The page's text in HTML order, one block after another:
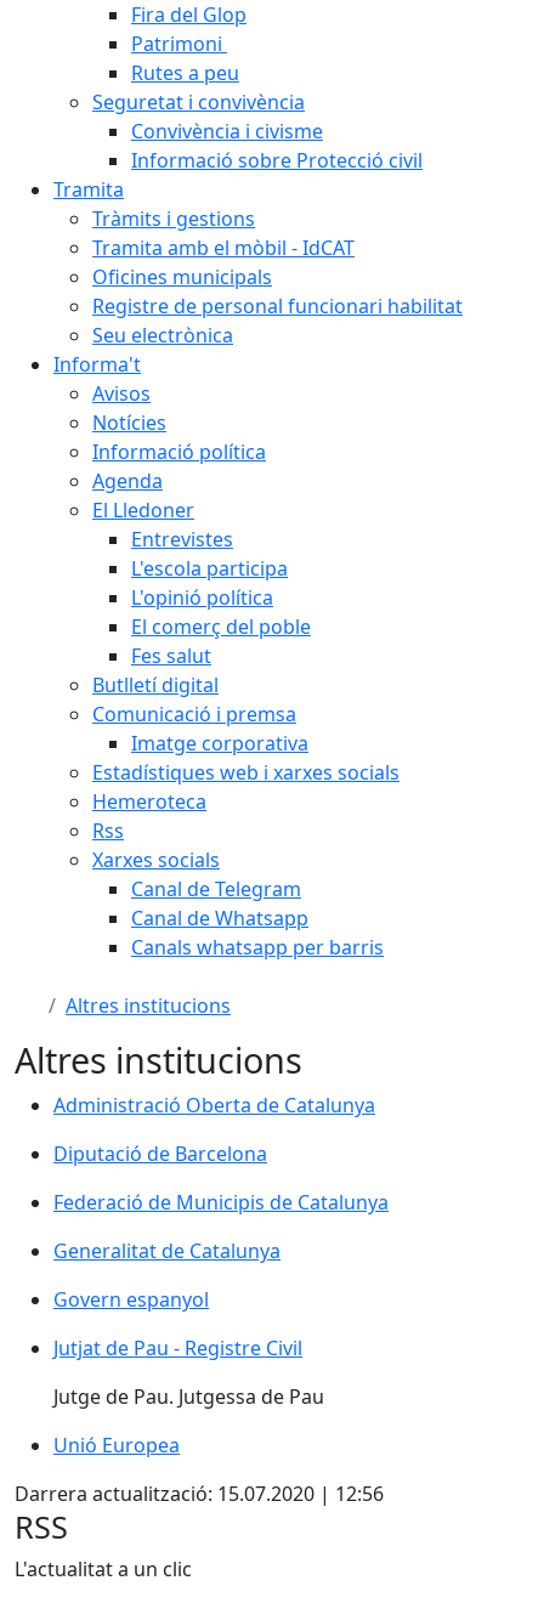
Fira del Glop
Patrimoni
Rutes a peu
Seguretat i convivència
Convivència i civisme
Informació sobre Protecció civil
Tramita
Tràmits i gestions
Tramita amb el mòbil - IdCAT
Oficines municipals
Registre de personal funcionari habilitat
Seu electrònica
Informa't
Avisos
Notícies
Informació política
Agenda
El Lledoner
Entrevistes
L'escola participa
L'opinió política
El comerç del poble
Fes salut
Butlletí digital
Comunicació i premsa
Imatge corporativa
Estadístiques web i xarxes socials
Hemeroteca
Rss
Xarxes socials
Canal de Telegram
Canal de Whatsapp
Canals whatsapp per barris
Altres institucions
Altres institucions
Administració Oberta de Catalunya
Administració Oberta de Catalunya
Diputació de Barcelona
Diputació de Barcelona
Federació de Municipis de Catalunya
Federació de Municipis de Catalunya
Generalitat de Catalunya
Generalitat de Catalunya
Govern espanyol
Govern espanyol
Jutjat de Pau - Registre Civil
Jutge de Pau. Jutgessa de Pau
Unió Europea
Unió Europea
Darrera actualització: 15.07.2020 | 12:56
RSS
L'actualitat a un clic